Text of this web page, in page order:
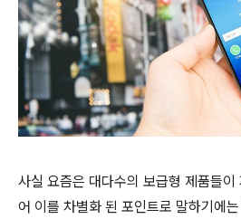
사실 요즘은 대다수의 보급형 제품들이
어 이를 차별화 된 포인트로 말하기에